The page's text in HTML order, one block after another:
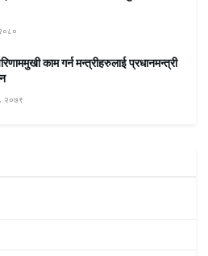
काम गर्न मन्त्रीहरुलाई प्रधानमन्त्री
२०७९